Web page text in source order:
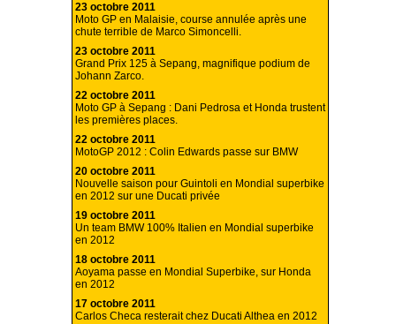
23 octobre 2011
Moto GP en Malaisie, course annulée après une
chute terrible de Marco Simoncelli.
23 octobre 2011
Grand Prix 125 à Sepang, magnifique podium de
Johann Zarco.
22 octobre 2011
Moto GP à Sepang : Dani Pedrosa et Honda trustent
les premières places.
22 octobre 2011
MotoGP 2012 : Colin Edwards passe sur BMW
20 octobre 2011
Nouvelle saison pour Guintoli en Mondial superbike
en 2012 sur une Ducati privée
19 octobre 2011
Un team BMW 100% Italien en Mondial superbike
en 2012
18 octobre 2011
Aoyama passe en Mondial Superbike, sur Honda
en 2012
17 octobre 2011
Carlos Checa resterait chez Ducati Althea en 2012